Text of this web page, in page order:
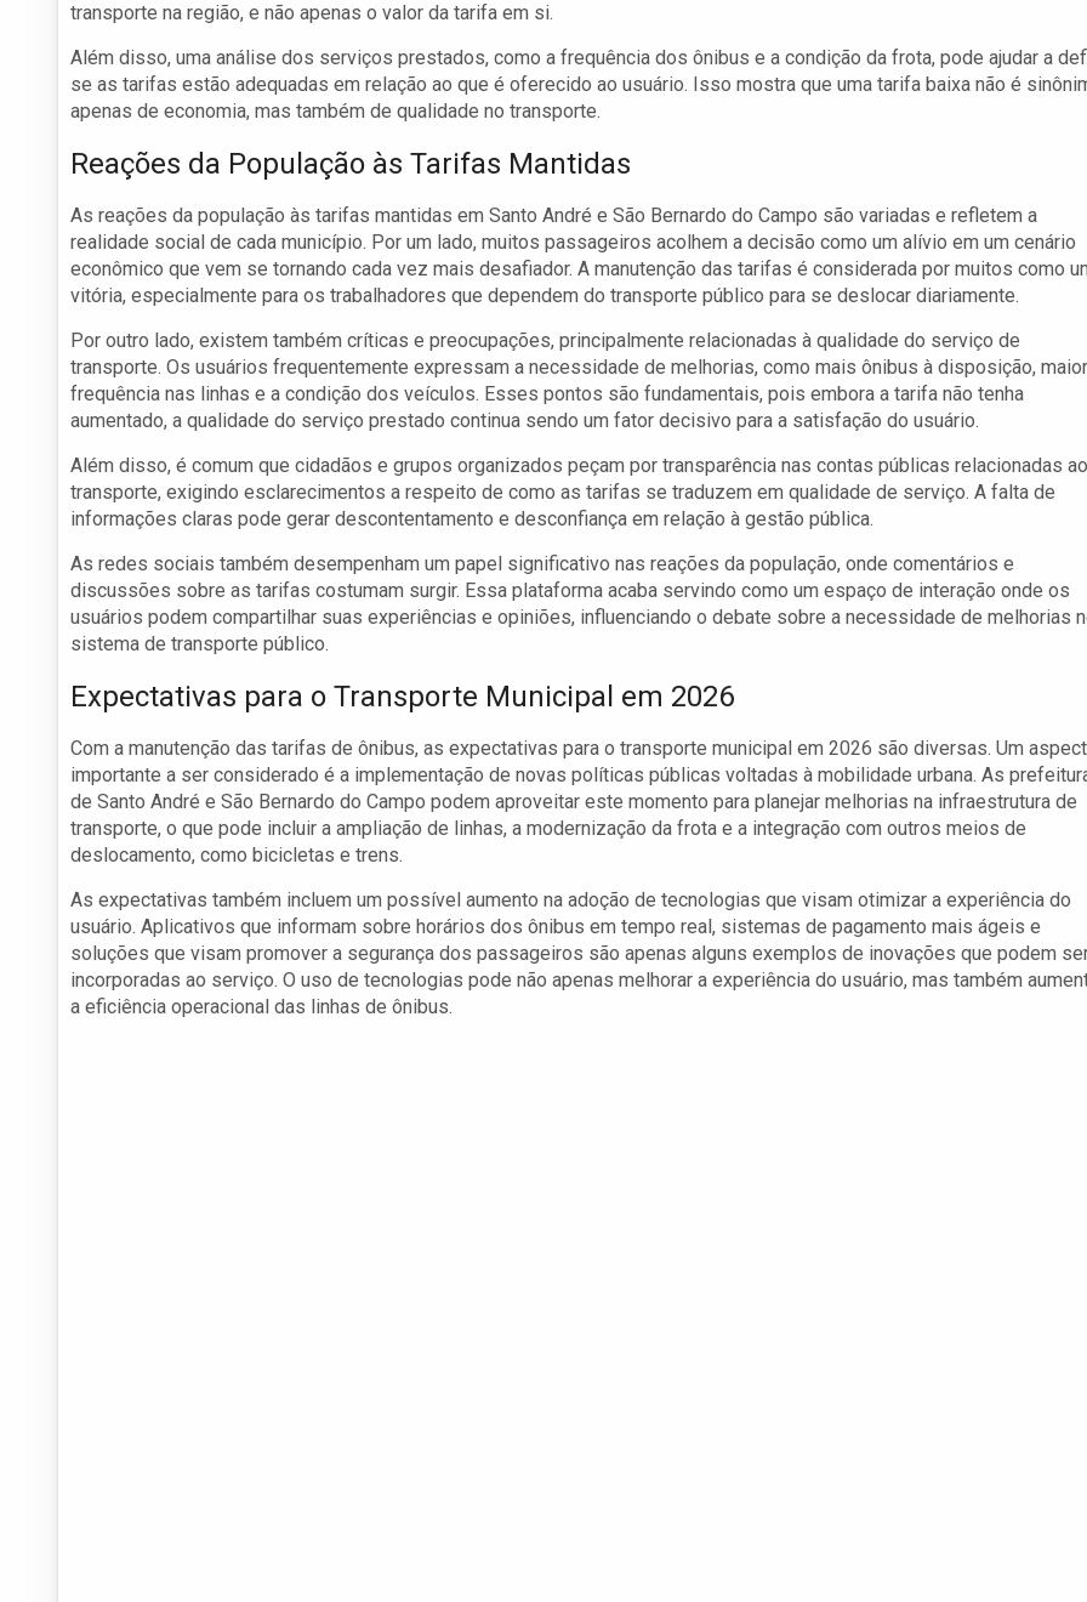
transporte na região, e não apenas o valor da tarifa em si.
Além disso, uma análise dos serviços prestados, como a frequência dos ônibus e a condição da frota, pode ajudar a
se as tarifas estão adequadas em relação ao que é oferecido ao usuário. Isso mostra que uma tarifa baixa não é
apenas de economia, mas também de qualidade no transporte.
Reações da População às Tarifas Mantidas
As reações da população às tarifas mantidas em Santo André e São Bernardo do Campo são variadas e refletem a
realidade social de cada município. Por um lado, muitos passageiros acolhem a decisão como um alívio em um cenário
econômico que vem se tornando cada vez mais desafiador. A manutenção das tarifas é considerada por muitos como
vitória, especialmente para os trabalhadores que dependem do transporte público para se deslocar diariamente.
Por outro lado, existem também críticas e preocupações, principalmente relacionadas à qualidade do serviço de
transporte. Os usuários frequentemente expressam a necessidade de melhorias, como mais ônibus à disposição, maior
frequência nas linhas e a condição dos veículos. Esses pontos são fundamentais, pois embora a tarifa não tenha
aumentado, a qualidade do serviço prestado continua sendo um fator decisivo para a satisfação do usuário.
Além disso, é comum que cidadãos e grupos organizados peçam por transparência nas contas públicas relacionadas ao
transporte, exigindo esclarecimentos a respeito de como as tarifas se traduzem em qualidade de serviço. A falta de
informações claras pode gerar descontentamento e desconfiança em relação à gestão pública.
As redes sociais também desempenham um papel significativo nas reações da população, onde comentários e
discussões sobre as tarifas costumam surgir. Essa plataforma acaba servindo como um espaço de interação onde os
usuários podem compartilhar suas experiências e opiniões, influenciando o debate sobre a necessidade de melhorias
sistema de transporte público.
Expectativas para o Transporte Municipal em 2026
Com a manutenção das tarifas de ônibus, as expectativas para o transporte municipal em 2026 são diversas. Um
importante a ser considerado é a implementação de novas políticas públicas voltadas à mobilidade urbana. As
de Santo André e São Bernardo do Campo podem aproveitar este momento para planejar melhorias na infraestrutura de
transporte, o que pode incluir a ampliação de linhas, a modernização da frota e a integração com outros meios de
deslocamento, como bicicletas e trens.
As expectativas também incluem um possível aumento na adoção de tecnologias que visam otimizar a experiência do
usuário. Aplicativos que informam sobre horários dos ônibus em tempo real, sistemas de pagamento mais ágeis e
soluções que visam promover a segurança dos passageiros são apenas alguns exemplos de inovações que podem
incorporadas ao serviço. O uso de tecnologias pode não apenas melhorar a experiência do usuário, mas também
a eficiência operacional das linhas de ônibus.